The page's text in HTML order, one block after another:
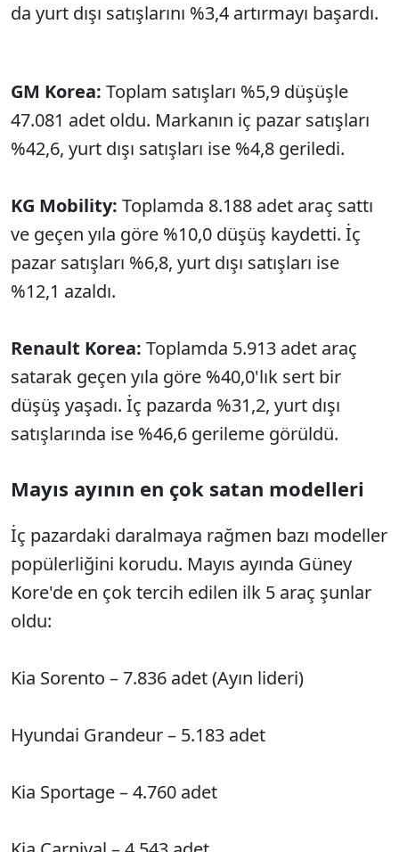
da yurt dışı satışlarını %3,4 artırmayı başardı.
GM Korea: Toplam satışları %5,9 düşüşle
47.081 adet oldu. Markanın iç pazar satışları
%42,6, yurt dışı satışları ise %4,8 geriledi.
KG Mobility: Toplamda 8.188 adet araç sattı
ve geçen yıla göre %10,0 düşüş kaydetti. İç
pazar satışları %6,8, yurt dışı satışları ise
%12,1 azaldı.
Renault Korea: Toplamda 5.913 adet araç
satarak geçen yıla göre %40,0'lık sert bir
düşüş yaşadı. İç pazarda %31,2, yurt dışı
satışlarında ise %46,6 gerileme görüldü.
Mayıs ayının en çok satan modelleri
İç pazardaki daralmaya rağmen bazı modeller
popülerliğini korudu. Mayıs ayında Güney
Kore'de en çok tercih edilen ilk 5 araç şunlar
oldu:
Kia Sorento – 7.836 adet (Ayın lideri)
Hyundai Grandeur – 5.183 adet
Kia Sportage – 4.760 adet